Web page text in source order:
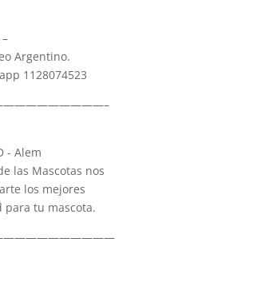
Argentino.
1128074523
- Alem
las Mascotas nos
los mejores
para tu mascota.